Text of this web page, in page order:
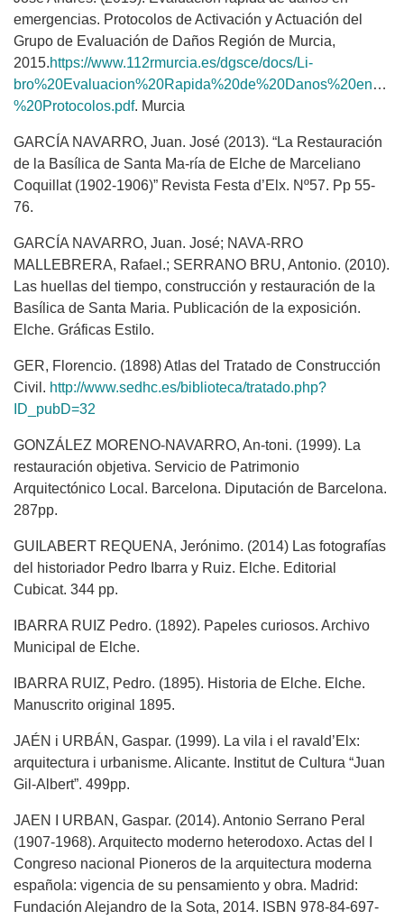
emergencias. Protocolos de Activación y Actuación del
Grupo de Evaluación de Daños Región de Murcia,
2015.https://www.112rmurcia.es/dgsce/docs/Li-
%20Protocolos.pdf. Murcia
GARCÍA NAVARRO, Juan. José (2013). “La Restauración
de la Basílica de Santa Ma-ría de Elche de Marceliano
Coquillat (1902-1906)” Revista Festa d’Elx. Nº57. Pp 55-
76.
GARCÍA NAVARRO, Juan. José; NAVA-RRO
MALLEBRERA, Rafael.; SERRANO BRU, Antonio. (2010).
Las huellas del tiempo, construcción y restauración de la
Basílica de Santa Maria. Publicación de la exposición.
Elche. Gráficas Estilo.
GER, Florencio. (1898) Atlas del Tratado de Construcción
Civil. http://www.sedhc.es/biblioteca/tratado.php?
ID_pubD=32
GONZÁLEZ MORENO-NAVARRO, An-toni. (1999). La
restauración objetiva. Servicio de Patrimonio
Arquitectónico Local. Barcelona. Diputación de Barcelona.
287pp.
GUILABERT REQUENA, Jerónimo. (2014) Las fotografías
del historiador Pedro Ibarra y Ruiz. Elche. Editorial
Cubicat. 344 pp.
IBARRA RUIZ Pedro. (1892). Papeles curiosos. Archivo
Municipal de Elche.
IBARRA RUIZ, Pedro. (1895). Historia de Elche. Elche.
Manuscrito original 1895.
JAÉN i URBÁN, Gaspar. (1999). La vila i el ravald’Elx:
arquitectura i urbanisme. Alicante. Institut de Cultura “Juan
Gil-Albert”. 499pp.
JAEN I URBAN, Gaspar. (2014). Antonio Serrano Peral
(1907-1968). Arquitecto moderno heterodoxo. Actas del I
Congreso nacional Pioneros de la arquitectura moderna
española: vigencia de su pensamiento y obra. Madrid:
Fundación Alejandro de la Sota, 2014. ISBN 978-84-697-